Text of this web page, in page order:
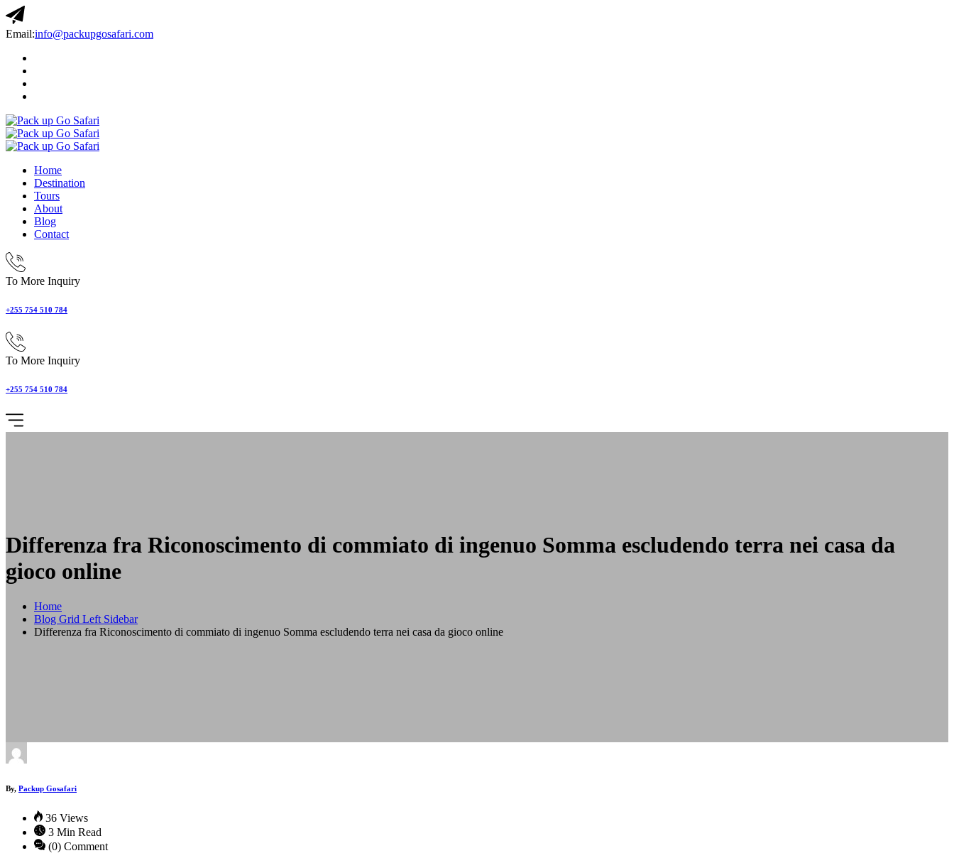
Email:info@packupgosafari.com
Home
Destination
Tours
About
Blog
Contact
To More Inquiry
+255 754 510 784
To More Inquiry
+255 754 510 784
Differenza fra Riconoscimento di commiato di ingenuo Somma escludendo terra nei casa da
gioco online
Home
Blog Grid Left Sidebar
Differenza fra Riconoscimento di commiato di ingenuo Somma escludendo terra nei casa da gioco online
By, Packup Gosafari
36 Views
3 Min Read
(0) Comment